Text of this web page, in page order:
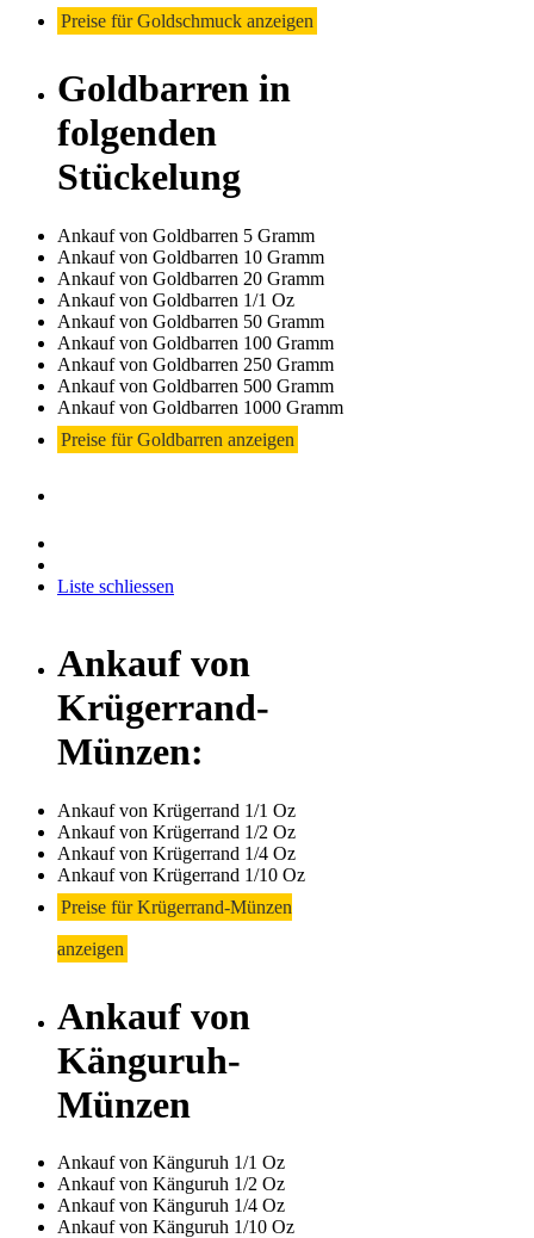
Preise für Goldschmuck anzeigen
Goldbarren in
folgenden
Stückelung
Ankauf von Goldbarren 5 Gramm
Ankauf von Goldbarren 10 Gramm
Ankauf von Goldbarren 20 Gramm
Ankauf von Goldbarren 1/1 Oz
Ankauf von Goldbarren 50 Gramm
Ankauf von Goldbarren 100 Gramm
Ankauf von Goldbarren 250 Gramm
Ankauf von Goldbarren 500 Gramm
Ankauf von Goldbarren 1000 Gramm
Preise für Goldbarren anzeigen
Liste schliessen
Ankauf von
Krügerrand-
Münzen:
Ankauf von Krügerrand 1/1 Oz
Ankauf von Krügerrand 1/2 Oz
Ankauf von Krügerrand 1/4 Oz
Ankauf von Krügerrand 1/10 Oz
Preise für Krügerrand-Münzen
anzeigen
Ankauf von
Känguruh-
Münzen
Ankauf von Känguruh 1/1 Oz
Ankauf von Känguruh 1/2 Oz
Ankauf von Känguruh 1/4 Oz
Ankauf von Känguruh 1/10 Oz